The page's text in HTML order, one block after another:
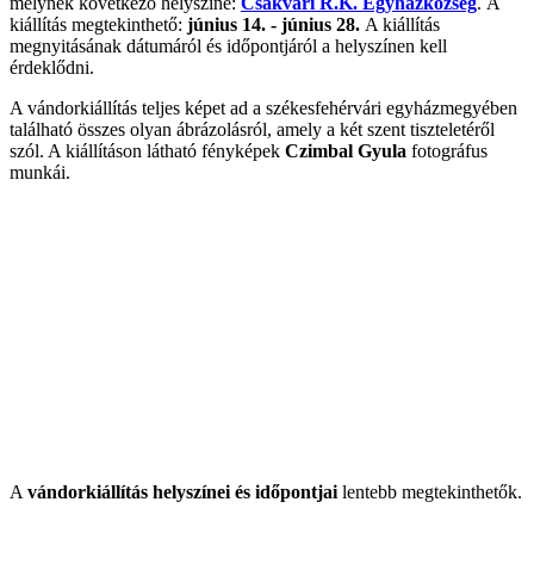
kiállítás megtekinthető: június 14. - június 28. A kiállítás
megnyitásának dátumáról és időpontjáról a helyszínen kell
érdeklődni.
A vándorkiállítás teljes képet ad a székesfehérvári egyházmegyében
található összes olyan ábrázolásról, amely a két szent tiszteletéről
szól. A kiállításon látható fényképek Czimbal Gyula fotográfus
munkái.
A vándorkiállítás helyszínei és időpontjai lentebb megtekinthetők.